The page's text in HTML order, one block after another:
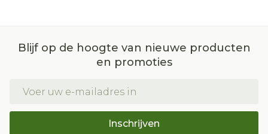
Blijf op de hoogte van nieuwe producten
en promoties
Inschrijven